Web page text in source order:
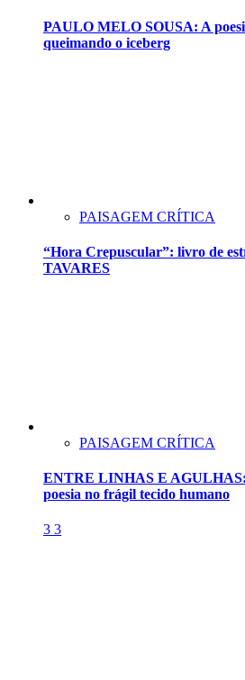
PAULO MELO SOUSA: A
queimando o iceberg
PAISAGEM CRÍTICA
“Hora Crepuscular”: livro de
TAVARES
PAISAGEM CRÍTICA
ENTRE LINHAS E AGULHAS:
poesia no frágil tecido humano
3 3